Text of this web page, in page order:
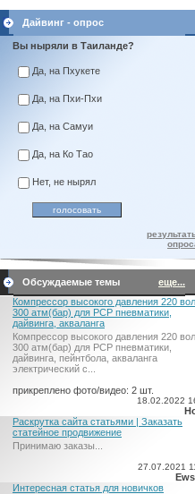
Дайвинг - опрос
Вы ныряли в Таиланде?
Да, на Пхукете
Да, на Пхи-Пхи
Да, на Самуи
Да, на Ко Тао
Нет, не нырял
Обсуждаемые темы
еще...
Компрессор высокого давления 220
300 атм(бар) для PCP пневматики,
дайвинга, акваланга
Компрессор высокого давления 220
300 атм(бар) для PCP пневматики,
дайвинга, пейнтбола, акваланга
электрический c...
прикреплено фото/видео: 2 шт.
18.02.2022
Раскрутка сайта статьями | Заказать
статейное продвижение
Принимаю заказы...
27.07.2021
Интересная статья для новичков